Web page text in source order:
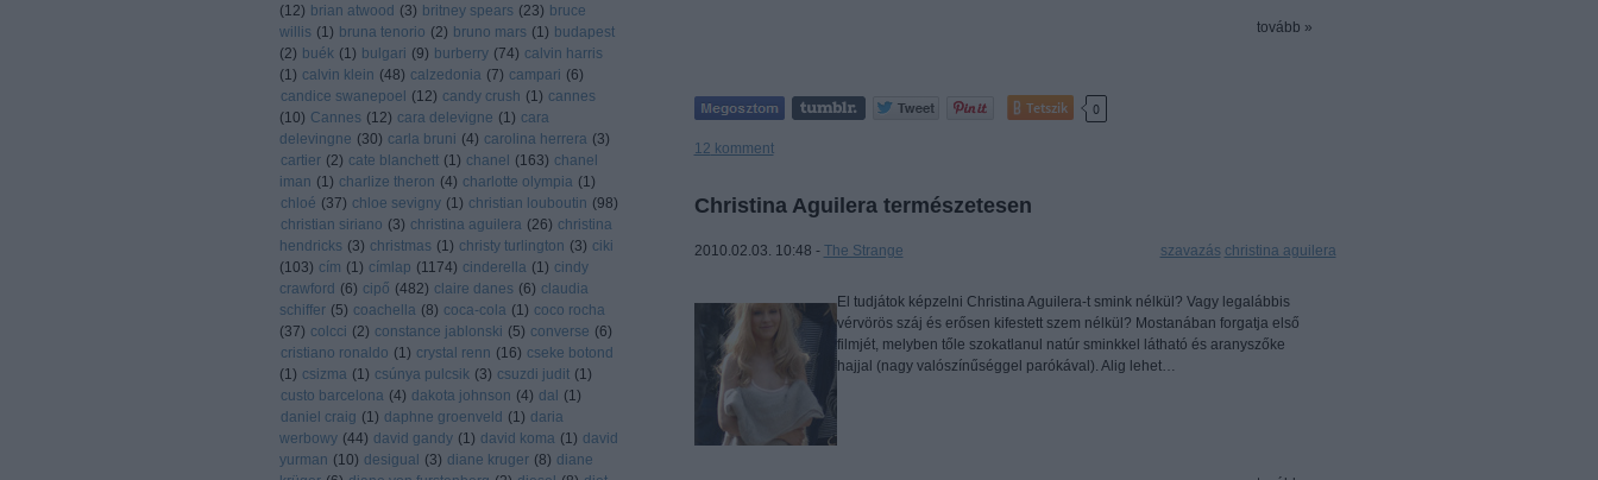
(12) brian atwood (3) britney spears (23) bruce
willis (1) bruna tenorio (2) bruno mars (1) budapest
(2) buék (1) bulgari (9) burberry (74) calvin harris
(1) calvin klein (48) calzedonia (7) campari (6)
candice swanepoel
(12) candy crush (1) cannes
(10) Cannes (12) cara delevigne (1) cara
delevingne (30) carla bruni (4) carolina herrera (3)
cartier (2) cate blanchett (1) chanel (163) chanel
iman (1) charlize theron (4) charlotte olympia (1)
chloé (37) chloe sevigny (1) christian louboutin (98)
christian siriano (3) christina aguilera (26) christina
hendricks (3) christmas (1) christy turlington (3) ciki
(103) cím (1) címlap (1174) cinderella (1) cindy
crawford (6) cipő (482) claire danes (6) claudia
schiffer (5) coachella (8) coca-cola (1) coco rocha
(37) colcci (2) constance jablonski (5) converse (6)
cristiano ronaldo (1) crystal renn (16) cseke botond
(1) csizma (1) csúnya pulcsik (3) csuzdi judit (1)
custo barcelona (4) dakota johnson (4) dal (1)
daniel craig (1) daphne groenveld (1) daria
werbowy (44) david gandy (1) david koma (1) david
yurman (10) desigual (3) diane kruger (8) diane
tovább »
Tetszik 0
12 komment
Christina Aguilera természetesen
2010.02.03. 10:48 - The Strange szavazás christina aguilera
El tudjátok képzelni Christina Aguilera-t smink nélkül? Vagy legalábbis
vérvörös száj és erősen kifestett szem nélkül? Mostanában forgatja első
filmjét, melyben tőle szokatlanul natúr sminkkel látható és aranyszőke
hajjal (nagy valószínűséggel parókával). Alig lehet…